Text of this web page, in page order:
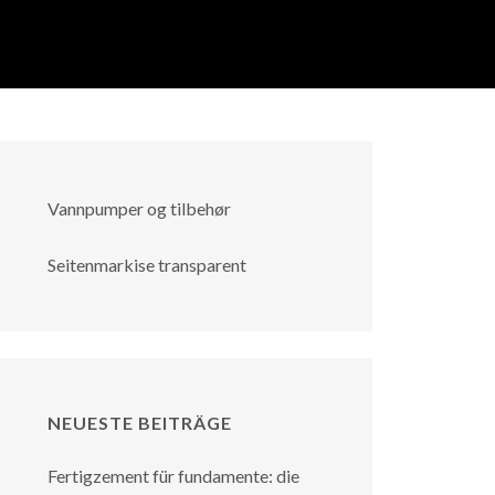
Vannpumper og tilbehør
Seitenmarkise transparent
NEUESTE BEITRÄGE
Fertigzement für fundamente: die